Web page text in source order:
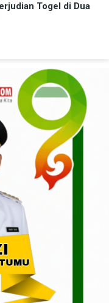
Togel di Dua